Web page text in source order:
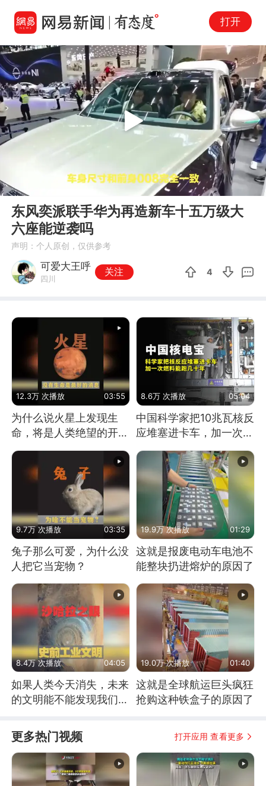
打开
00:00 01:23
Play
东风奕派联手华为再造新车十五万级大
六座能逆袭吗
声明：个人原创，仅供参考
可爱大王呼
四川
关注 4
12.3万 次播放 03:55
为什么说火星上发现生
命，将是人类绝望的开
8.6万 次播放 05:04
中国科学家把10兆瓦核反
应堆塞进卡车，加一次燃
9.7万 次播放 03:35
兔子那么可爱，为什么没
人把它当宠物？
19.9万 次播放 01:29
这就是报废电动车电池不
能整块扔进熔炉的原因了
8.4万 次播放 04:05
如果人类今天消失，未来
的文明能不能发现我们存
19.0万 次播放 01:40
这就是全球航运巨头疯狂
抢购这种铁盒子的原因了
更多热门视频 打开应用 查看更多